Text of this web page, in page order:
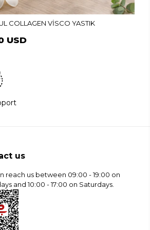
COLLAGEN VİSCO YASTIK
USD
us
reach us between 09:00 - 19:00 on
and 10:00 - 17:00 on Saturdays.